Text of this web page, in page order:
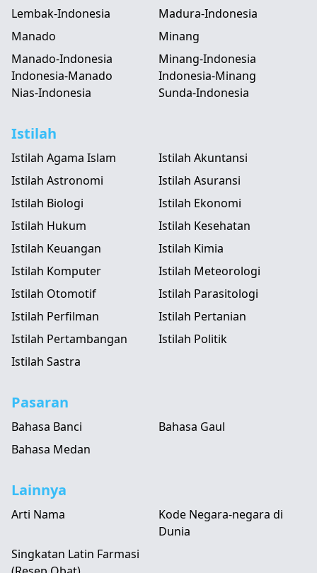
Lembak-Indonesia
Madura-Indonesia
Manado
Manado-Indonesia
Indonesia-Manado
Minang
Minang-Indonesia
Indonesia-Minang
Nias-Indonesia
Sunda-Indonesia
Istilah
Istilah Agama Islam
Istilah Akuntansi
Istilah Astronomi
Istilah Asuransi
Istilah Biologi
Istilah Ekonomi
Istilah Hukum
Istilah Kesehatan
Istilah Keuangan
Istilah Kimia
Istilah Komputer
Istilah Meteorologi
Istilah Otomotif
Istilah Parasitologi
Istilah Perfilman
Istilah Pertanian
Istilah Pertambangan
Istilah Politik
Istilah Sastra
Pasaran
Bahasa Banci
Bahasa Gaul
Bahasa Medan
Lainnya
Arti Nama
Kode Negara-negara di
Dunia
Singkatan Latin Farmasi